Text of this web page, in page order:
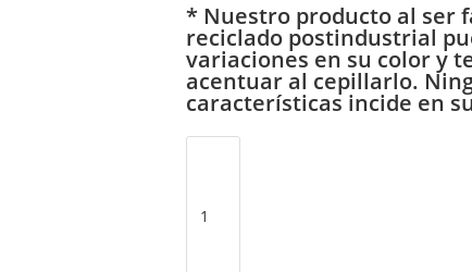
* Nuestro producto al ser
reciclado postindustrial
variaciones en su color y
acentuar al cepillarlo.
características incide en